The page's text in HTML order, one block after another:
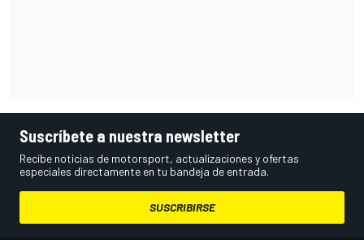
Suscríbete a nuestra newsletter
Recibe noticias de motorsport, actualizaciones y ofertas
especiales directamente en tu bandeja de entrada.
SUSCRIBIRSE